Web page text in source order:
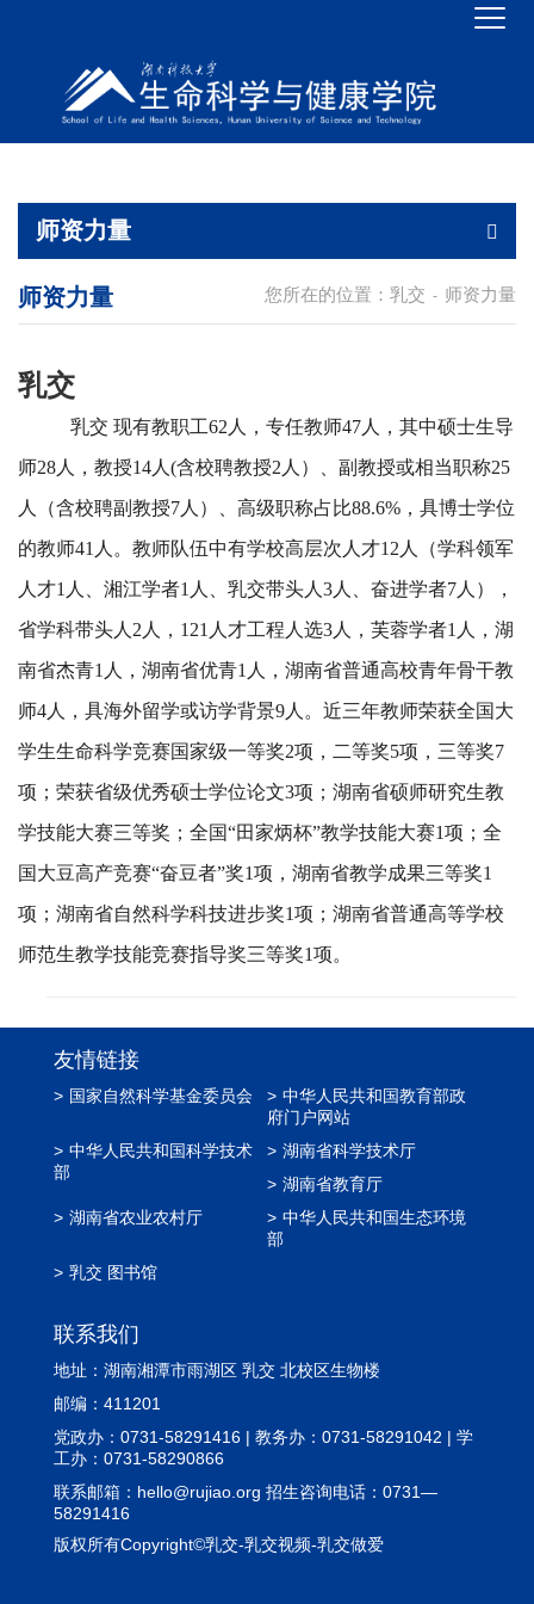
师资力量
您所在的位置： 乳交 - 师资力量
师资力量
乳交
乳交 现有教职工62人，专任教师47人，其中硕士生导
师28人，教授14人(含校聘教授2人）、副教授或相当职称25
人（含校聘副教授7人）、高级职称占比88.6%，具博士学位
的教师41人。教师队伍中有学校高层次人才12人（学科领军
人才1人、湘江学者1人、乳交带头人3人、奋进学者7人），
省学科带头人2人，121人才工程人选3人，芙蓉学者1人，湖
南省杰青1人，湖南省优青1人，湖南省普通高校青年骨干教
师4人，具海外留学或访学背景9人。近三年教师荣获全国大
学生生命科学竞赛国家级一等奖2项，二等奖5项，三等奖7
项；荣获省级优秀硕士学位论文3项；湖南省硕师研究生教
学技能大赛三等奖；全国“田家炳杯”教学技能大赛1项；全
国大豆高产竞赛“奋豆者”奖1项，湖南省教学成果三等奖1
项；湖南省自然科学科技进步奖1项；湖南省普通高等学校
师范生教学技能竞赛指导奖三等奖1项。
友情链接
> 国家自然科学基金委员会 > 中华人民共和国教育部政
府门户网站
> 中华人民共和国科学技术
部
> 湖南省科学技术厅
> 湖南省教育厅
> 湖南省农业农村厅 > 中华人民共和国生态环境
部
> 乳交 图书馆
联系我们
地址：湖南湘潭市雨湖区 乳交 北校区生物楼
邮编：411201
党政办：0731-58291416 | 教务办：0731-58291042 | 学
工办：0731-58290866
联系邮箱： hello@rujiao.org 招生咨询电话：0731—
58291416
版权所有Copyright©乳交-乳交视频-乳交做爱